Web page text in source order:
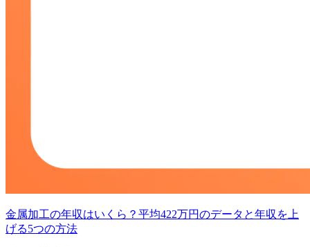
金属加工の年収はいくら？平均422万円のデータと年収を上
げる5つの方法